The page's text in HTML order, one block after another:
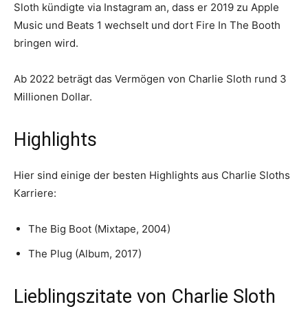
Sloth kündigte via Instagram an, dass er 2019 zu Apple
Music und Beats 1 wechselt und dort Fire In The Booth
bringen wird.
Ab 2022 beträgt das Vermögen von Charlie Sloth rund 3
Millionen Dollar.
Highlights
Hier sind einige der besten Highlights aus Charlie Sloths
Karriere:
The Big Boot (Mixtape, 2004)
The Plug (Album, 2017)
Lieblingszitate von Charlie Sloth